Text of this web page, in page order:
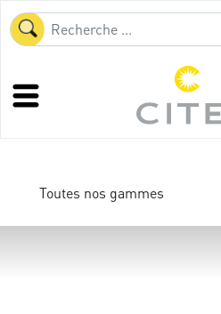
Toutes nos gammes